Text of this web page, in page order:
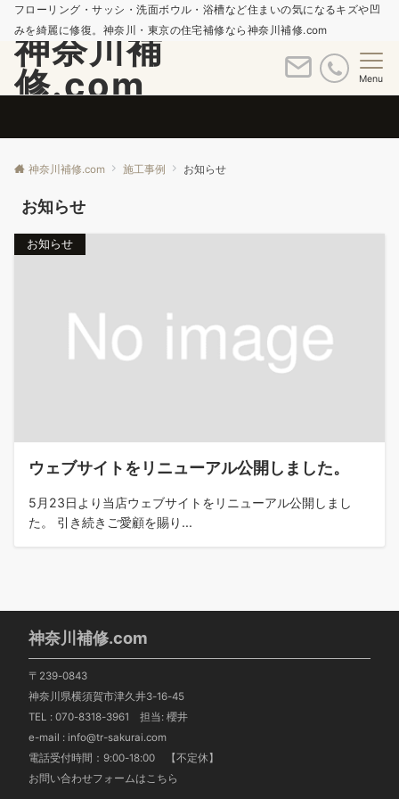
フローリング・サッシ・洗面ボウル・浴槽など住まいの気になるキズや凹
みを綺麗に修復。神奈川・東京の住宅補修なら神奈川補修.com
神奈川補
修.com
Menu
神奈川補修.com 施工事例 お知らせ
お知らせ
お知らせ
ウェブサイトをリニューアル公開しました。
5月23日より当店ウェブサイトをリニューアル公開しまし
た。 引き続きご愛顧を賜り...
神奈川補修.com
〒239-0843
神奈川県横須賀市津久井3-16-45
TEL : 070-8318-3961 担当: 櫻井
e-mail : info@tr-sakurai.com
電話受付時間：9:00-18:00 【不定休】
お問い合わせフォームはこちら